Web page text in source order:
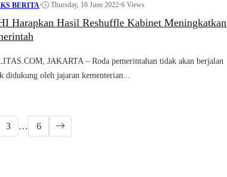
BERITA• Thursday, 16 June 2022•6 Views
Harapkan Hasil Reshuffle Kabinet Meningkatkan
JAKARTA – Roda pemerintahan tidak akan berjalan
didukung oleh jajaran kementerian...
3 … 6